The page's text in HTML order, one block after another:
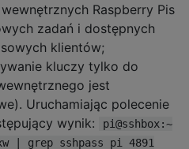
Raspberry Pis
zadań i dostępnych
klientów;
kluczy tylko do
jest
Uruchamiając polecenie
wynik:
pi@sshbox:~
| grep sshpass pi 4891